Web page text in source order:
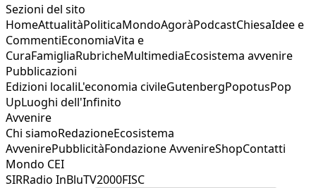
Sezioni del sito
HomeAttualitàPoliticaMondoAgoràPodcastChiesaIdee e
CommentiEconomiaVita e
CuraFamigliaRubricheMultimediaEcosistema avvenire
Pubblicazioni
Edizioni localiL'economia civileGutenbergPopotusPop
UpLuoghi dell'Infinito
Avvenire
Chi siamoRedazioneEcosistema
AvvenirePubblicitàFondazione AvvenireShopContatti
Mondo CEI
SIRRadio InBluTV2000FISC